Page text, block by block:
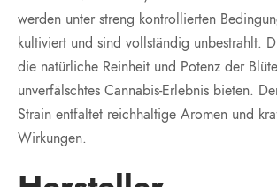
werden unter streng kontrollierten
kultiviert und sind vollständig unbestrahlt.
die natürliche Reinheit und Potenz der
unverfälschtes Cannabis-Erlebnis bieten.
Strain entfaltet reichhaltige Aromen und
Wirkungen.